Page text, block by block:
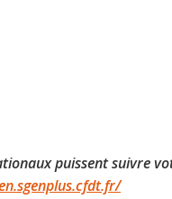
puissent suivre